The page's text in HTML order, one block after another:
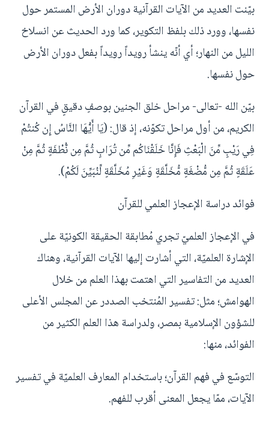
بيّنت العديد من الآيات القرآنية دوران الأرض المستمر حول
نفسها، وورد ذلك بلفظ التكوير، كما ورد الحديث عن انسلاخ
الليل من النهار؛ أي أنّه ينشأ رويداً رويداً بفعل دوران الأرض
حول نفسها.
بيّن الله -تعالى- مراحل خلق الجنين بوصفٍ دقيقٍ في القرآن
الكريم، من أول مراحل تكوّنه، إذ قال: (يَا أَيُّهَا النَّاسُ إِن كُنتُمْ
فِي رَيْبٍ مِّنَ الْبَعْثِ فَإِنَّا خَلَقْنَاكُم مِّن تُرَابٍ ثُمَّ مِن نُّطْفَةٍ ثُمَّ مِنْ
عَلَقَةٍ ثُمَّ مِن مُّضْغَةٍ مُّخَلَّقَةٍ وَغَيْرِ مُخَلَّقَةٍ لِّنُبَيِّنَ لَكُمْ).
فوائد دراسة الإعجاز العلمي للقرآن
في الإعجاز العلميّ تجري مُطابقة الحقيقة الكونيّة على
الإشارة العلميّة، التي أشارت إليها الآيات القرآنية، وهناك
العديد من التفاسير التي اهتمت بهذا العلم من خلال
الهوامش؛ مثل: تفسير المُنتخب الصددر عن المجلس الأعلى
للشؤون الإسلامية بمصر، ولدراسة هذا العلم الكثير من
الفوائد، منها:
التوسّع في فهم القرآن؛ باستخدام المعارف العلميّة في تفسير
الآيات، ممّا يجعل المعنى أقرب للفهم.